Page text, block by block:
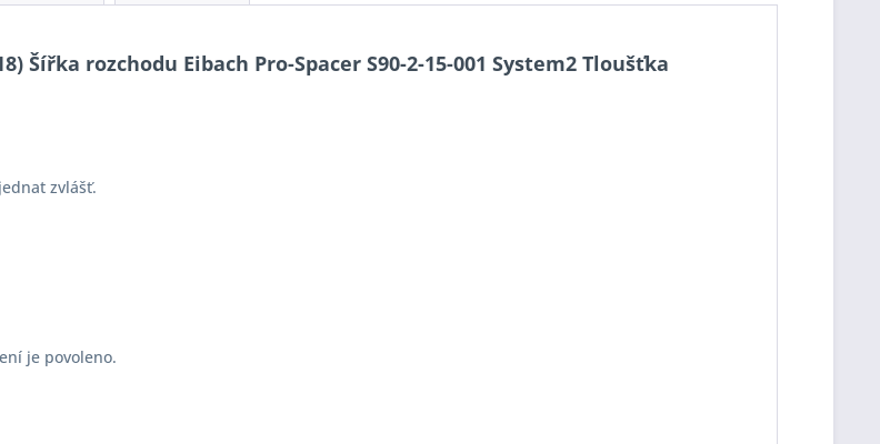
Šířka rozchodu Eibach Pro-Spacer S90-2-15-001 System2 Tloušťka
zvlášť.
je povoleno.